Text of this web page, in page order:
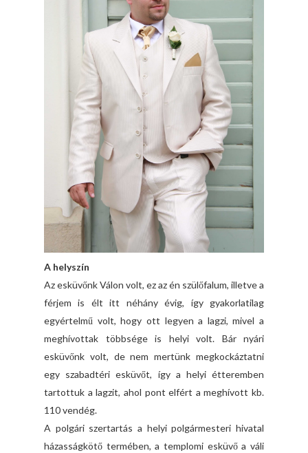
A helyszín
Az esküvőnk Válon volt, ez az én szülőfalum, illetve a
férjem is élt itt néhány évig, így gyakorlatilag
egyértelmű volt, hogy ott legyen a lagzi, mivel a
meghívottak többsége is helyi volt. Bár nyári
esküvőnk volt, de nem mertünk megkockáztatni
egy szabadtéri esküvőt, így a helyi étteremben
tartottuk a lagzit, ahol pont elfért a meghívott kb.
110 vendég.
A polgári szertartás a helyi polgármesteri hivatal
házasságkötő termében, a templomi esküvő a váli